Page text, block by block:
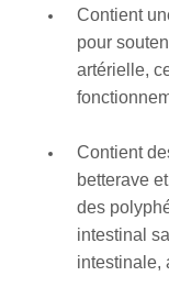
Contient
pour
artérielle,
Contient
betterave
des
intestinal
intestinale,